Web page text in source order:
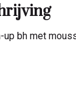
up bh met